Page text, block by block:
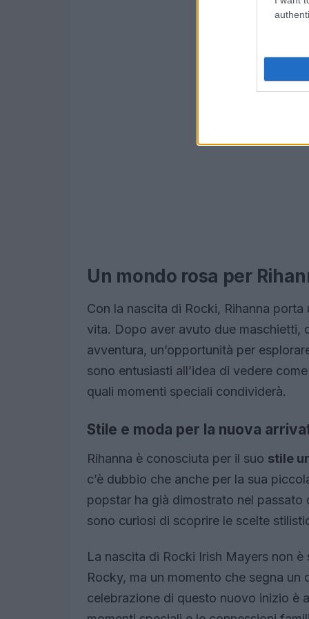
Un mondo rosa per
Con la nascita di Rocki, Rihanna
vita. Dopo aver avuto due maschietti,
avventura, un’opportunità per
sono entusiasti all’idea di vedere
quali momenti speciali condividerà.
Stile e moda per la nuova
Rihanna è conosciuta per il suo stile
c’è dubbio che anche per la sua
popstar ha già dimostrato nel
sono curiosi di scoprire le scelte
La nascita di Rocki Irish Mayers non
Rocky, ma un momento che segna
celebrazione di questo nuovo inizio è